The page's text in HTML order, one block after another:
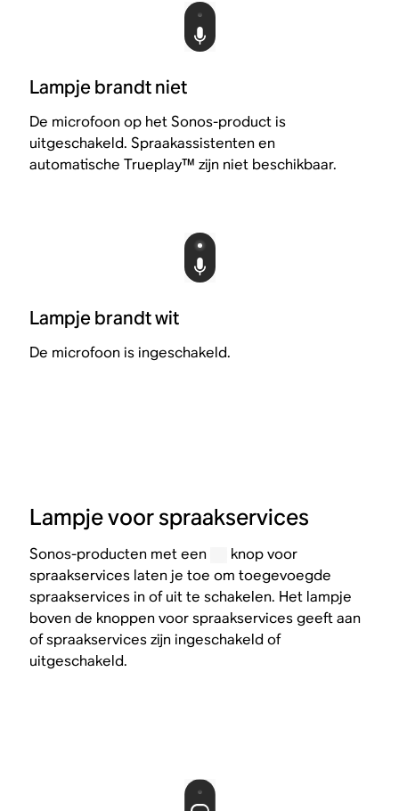
Lampje brandt niet
De microfoon op het Sonos-product is
uitgeschakeld. Spraakassistenten en
automatische Trueplay™ zijn niet beschikbaar.
Lampje brandt wit
De microfoon is ingeschakeld.
Lampje voor spraakservices
Sonos-producten met een
knop voor
spraakservices laten je toe om toegevoegde
spraakservices in of uit te schakelen. Het lampje
boven de knoppen voor spraakservices geeft aan
of spraakservices zijn ingeschakeld of
uitgeschakeld.